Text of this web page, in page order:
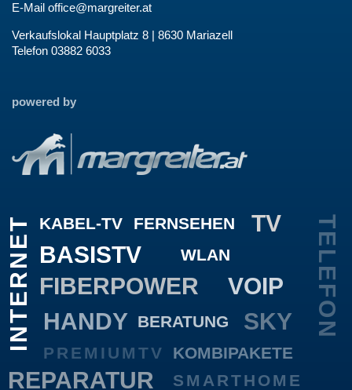
E-Mail office@margreiter.at
Verkaufslokal Hauptplatz 8 | 8630 Mariazell
Telefon 03882 6033
powered by
KABEL-TV
INTERNET TELEFON
FERNSEHEN
TV
BASISTV
PREMIUMTV
SKY
WLAN
FIBERPOWER VOIP
BERATUNG
REPARATUR
HANDY
SMARTHOME
KOMBIPAKETE